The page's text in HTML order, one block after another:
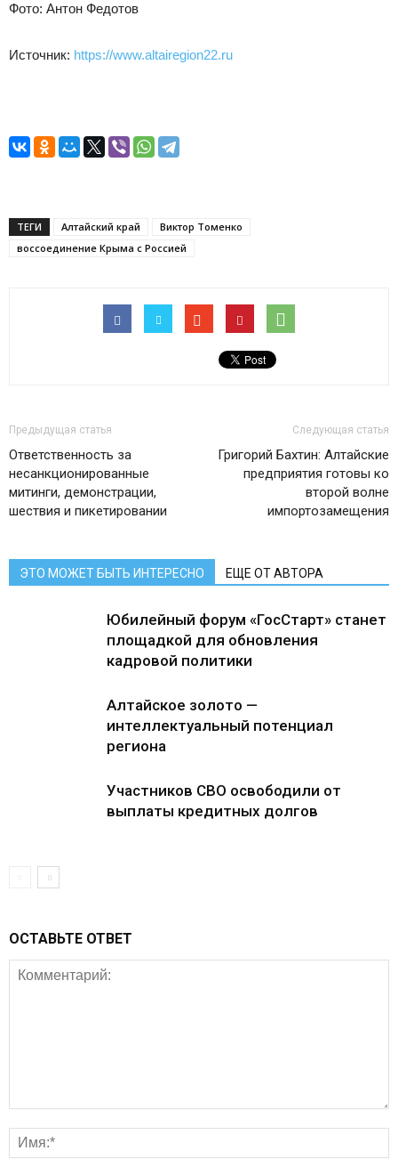
Фото: Антон Федотов
Источник: https://www.altairegion22.ru
ТЕГИ Алтайский край
Виктор Томенко
воссоединение Крыма с Россией
Предыдущая статья
Ответственность за
несанкционированные
митинги, демонстрации,
шествия и пикетировании
Следующая статья
Григорий Бахтин: Алтайские
предприятия готовы ко
второй волне
импортозамещения
ЭТО МОЖЕТ БЫТЬ ИНТЕРЕСНО ЕЩЕ ОТ АВТОРА
Юбилейный форум «ГосСтарт» станет
площадкой для обновления
кадровой политики
Алтайское золото —
интеллектуальный потенциал
региона
Участников СВО освободили от
выплаты кредитных долгов
ОСТАВЬТЕ ОТВЕТ